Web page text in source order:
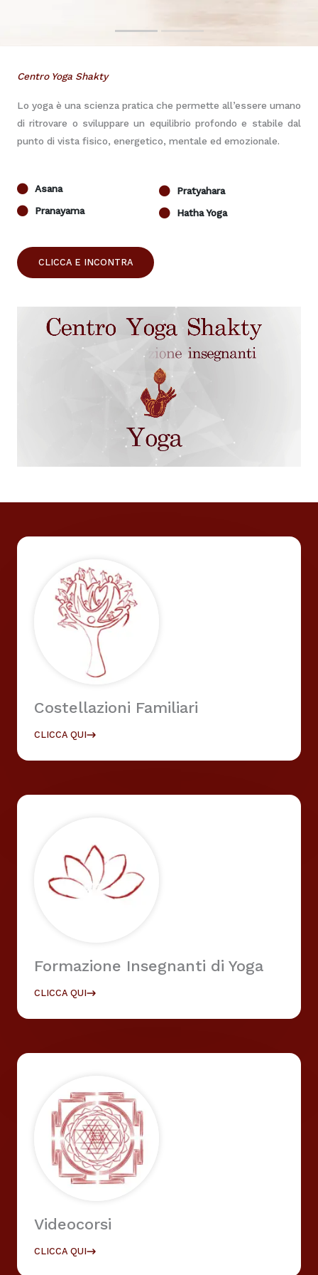
Centro Yoga Shakty
Lo yoga è una scienza pratica che permette all’essere umano
di ritrovare o sviluppare un equilibrio profondo e stabile dal
punto di vista fisico, energetico, mentale ed emozionale.
Asana
Pranayama
Pratyahara
Hatha Yoga
CLICCA E INCONTRA
Costellazioni Familiari
CLICCA QUI
Formazione Insegnanti di Yoga
CLICCA QUI
Videocorsi
CLICCA QUI